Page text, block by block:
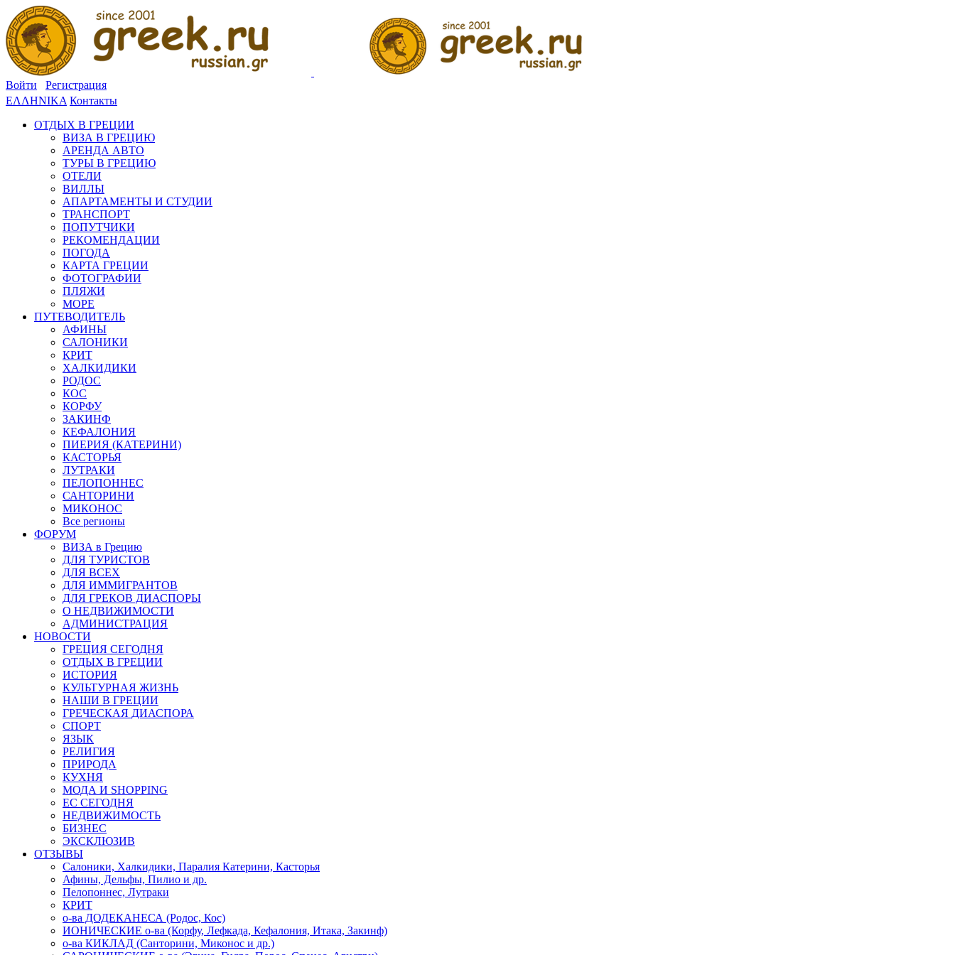
Войти
Регистрация
ΕΛΛΗΝΙΚΑ Контакты
ОТДЫХ В ГРЕЦИИ
ВИЗА В ГРЕЦИЮ
АРЕНДА АВТО
ТУРЫ В ГРЕЦИЮ
ОТЕЛИ
ВИЛЛЫ
АПАРТАМЕНТЫ И СТУДИИ
ТРАНСПОРТ
ПОПУТЧИКИ
РЕКОМЕНДАЦИИ
ПОГОДА
КАРТА ГРЕЦИИ
ФОТОГРАФИИ
ПЛЯЖИ
МОРЕ
ПУТЕВОДИТЕЛЬ
АФИНЫ
САЛОНИКИ
КРИТ
ХАЛКИДИКИ
РОДОС
КОС
КОРФУ
ЗАКИНФ
КЕФАЛОНИЯ
ПИЕРИЯ (КАТЕРИНИ)
КАСТОРЬЯ
ЛУТРАКИ
ПЕЛОПОННЕС
САНТОРИНИ
МИКОНОС
Все регионы
ФОРУМ
ВИЗА в Грецию
ДЛЯ ТУРИСТОВ
ДЛЯ ВСЕХ
ДЛЯ ИММИГРАНТОВ
ДЛЯ ГРЕКОВ ДИАСПОРЫ
О НЕДВИЖИМОСТИ
АДМИНИСТРАЦИЯ
НОВОСТИ
ГРЕЦИЯ СЕГОДНЯ
ОТДЫХ В ГРЕЦИИ
ИСТОРИЯ
КУЛЬТУРНАЯ ЖИЗНЬ
НАШИ В ГРЕЦИИ
ГРЕЧЕСКАЯ ДИАСПОРА
СПОРТ
ЯЗЫК
РЕЛИГИЯ
ПРИРОДА
КУХНЯ
МОДА И SHOPPING
ЕС СЕГОДНЯ
НЕДВИЖИМОСТЬ
БИЗНЕС
ЭКСКЛЮЗИВ
ОТЗЫВЫ
Салоники, Халкидики, Паралия Катерини, Касторья
Афины, Дельфы, Пилио и др.
Пелопоннес, Лутраки
КРИТ
о-ва ДОДЕКАНЕСА (Родос, Кос)
ИОНИЧЕСКИЕ о-ва (Корфу, Лефкада, Кефалония, Итака, Закинф)
о-ва КИКЛАД (Санторини, Миконос и др.)